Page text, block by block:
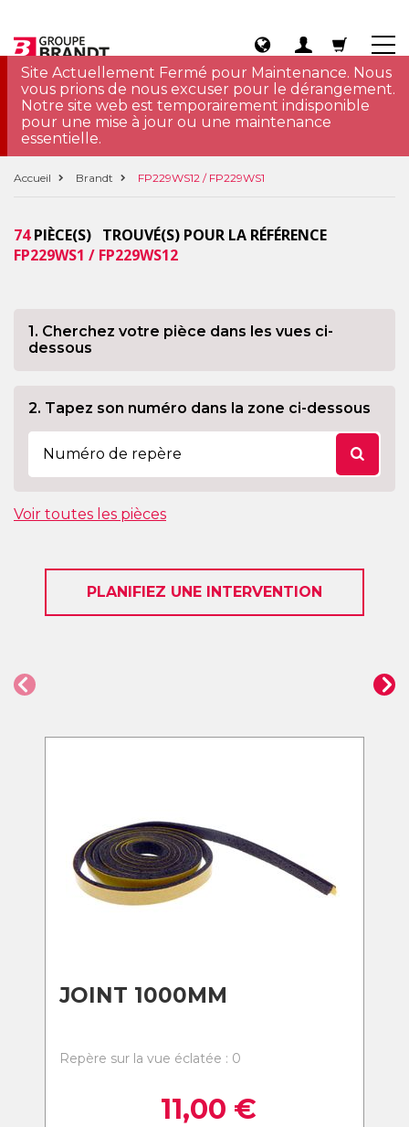
Site Actuellement Fermé pour Maintenance. Nous
vous prions de nous excuser pour le dérangement.
Notre site web est temporairement indisponible
pour une mise à jour ou une maintenance
essentielle.
Accueil Brandt FP229WS12 / FP229WS1
74PIÈCE(S) TROUVÉ(S) POUR LA RÉFÉRENCE
FP229WS1 / FP229WS12
1. Cherchez votre pièce dans les vues ci-
dessous
2. Tapez son numéro dans la zone ci-dessous
Voir toutes les pièces
PLANIFIEZ UNE INTERVENTION
JOINT 1000MM
Repère sur la vue éclatée : 0
11,00 €